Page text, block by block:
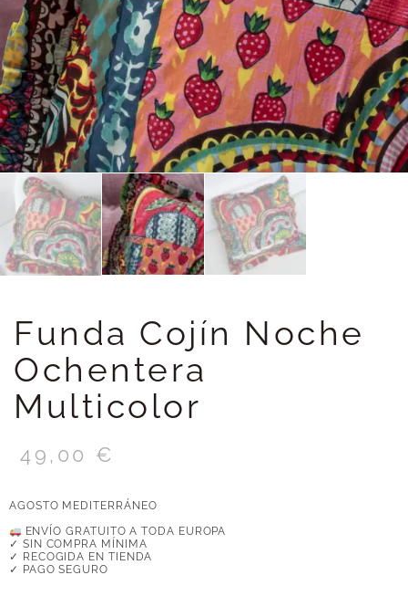
Funda Cojín Noche
Ochentera
Multicolor
49,00 €
AGOSTO MEDITERRÁNEO
ENVÍO GRATUITO A TODA EUROPA
✓ SIN COMPRA MÍNIMA
✓ RECOGIDA EN TIENDA
✓ PAGO SEGURO